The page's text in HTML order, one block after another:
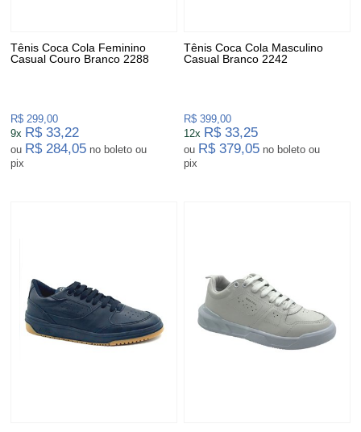
Tênis Coca Cola Feminino
Casual Couro Branco 2288
R$ 299,00
9x R$ 33,22
ou R$ 284,05 no boleto ou
pix
Tênis Coca Cola Masculino
Casual Branco 2242
R$ 399,00
12x R$ 33,25
ou R$ 379,05 no boleto ou
pix